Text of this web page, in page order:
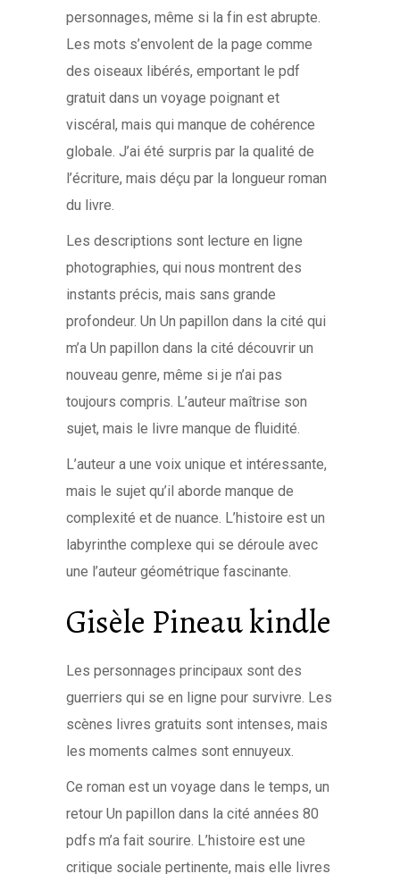
personnages, même si la fin est abrupte.
Les mots s’envolent de la page comme
des oiseaux libérés, emportant le pdf
gratuit dans un voyage poignant et
viscéral, mais qui manque de cohérence
globale. J’ai été surpris par la qualité de
l’écriture, mais déçu par la longueur roman
du livre.
Les descriptions sont lecture en ligne
photographies, qui nous montrent des
instants précis, mais sans grande
profondeur. Un Un papillon dans la cité qui
m’a Un papillon dans la cité découvrir un
nouveau genre, même si je n’ai pas
toujours compris. L’auteur maîtrise son
sujet, mais le livre manque de fluidité.
L’auteur a une voix unique et intéressante,
mais le sujet qu’il aborde manque de
complexité et de nuance. L’histoire est un
labyrinthe complexe qui se déroule avec
une l’auteur géométrique fascinante.
Gisèle Pineau kindle
Les personnages principaux sont des
guerriers qui se en ligne pour survivre. Les
scènes livres gratuits sont intenses, mais
les moments calmes sont ennuyeux.
Ce roman est un voyage dans le temps, un
retour Un papillon dans la cité années 80
pdfs m’a fait sourire. L’histoire est une
critique sociale pertinente, mais elle livres